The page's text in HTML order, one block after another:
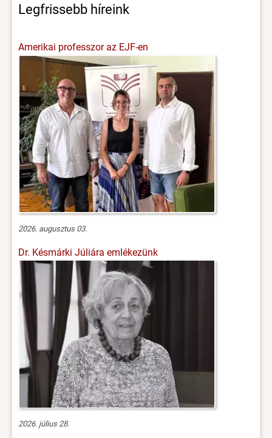
Legfrissebb híreink
Amerikai professzor az EJF-en
2026. augusztus 03.
Dr. Késmárki Júliára emlékezünk
2026. július 28.